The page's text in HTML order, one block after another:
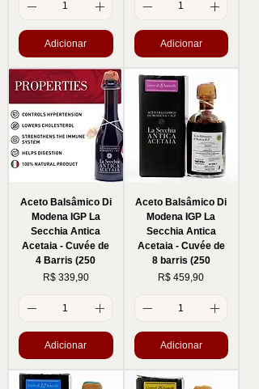
Adicionar Adicionar
Aceto Balsâmico Di
Modena IGP La
Secchia Antica
Acetaia - Cuvée de
4 Barris (250
Preço
R$ 339,90
Adicionar
Aceto Balsâmico Di
Modena IGP La
Secchia Antica
Acetaia - Cuvée de
8 barris (250
Preço
R$ 459,90
Adicionar